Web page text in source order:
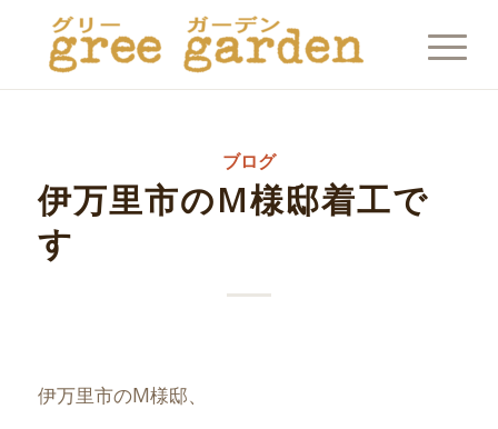
ブログ
伊万里市のM様邸着工で
す
伊万里市のM様邸、